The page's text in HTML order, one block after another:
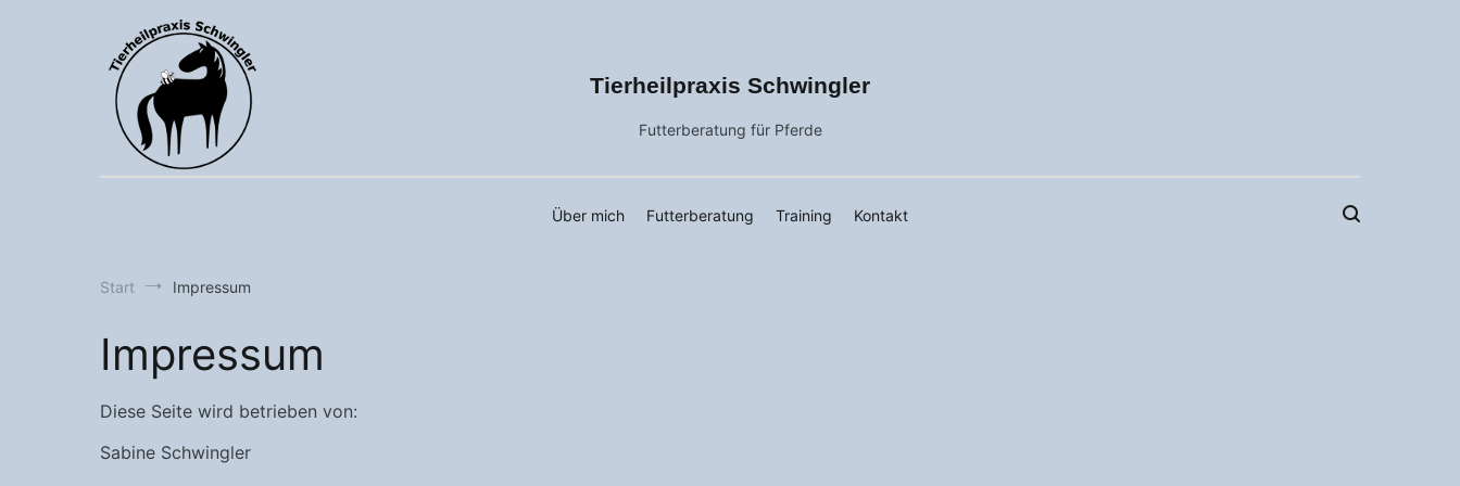
Tierheilpraxis Schwingler
Futterberatung für Pferde
Über mich Futterberatung Training Kontakt
Start Impressum
Impressum
Diese Seite wird betrieben von:
Sabine Schwingler